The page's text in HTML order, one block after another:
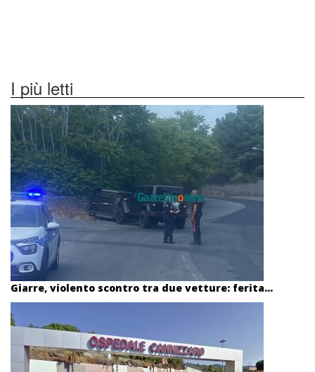
I più letti
Giarre, violento scontro tra due vetture: ferita...